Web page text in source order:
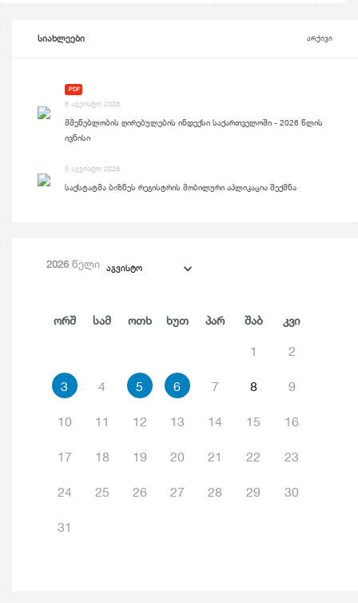
სიახლეები არქივი
PDF
6 აგვისტო 2026
მშენებლობის ღირებულების ინდექსი საქართველოში - 2026 წლის
ივნისი
5 აგვისტო 2026
საქსტატმა ბიზნეს რეგისტრის მობილური აპლიკაცია შექმნა
2026წელი აგვისტო
Ორშ Სამ Ოთხ Ხუთ Პარ Შაბ Კვი
1 2
3 4 5 6 7 8 9
10 11 12 13 14 15 16
17 18 19 20 21 22 23
24 25 26 27 28 29 30
31